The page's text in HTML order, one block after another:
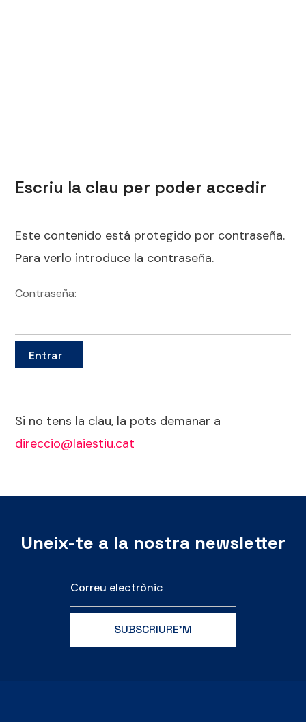
Escriu la clau per poder accedir
Este contenido está protegido por contraseña.
Para verlo introduce la contraseña.
Contraseña:
Si no tens la clau, la pots demanar a
direccio@laiestiu.cat
Uneix-te a la nostra newsletter